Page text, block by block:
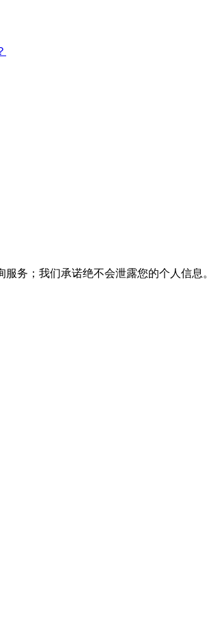
务；我们承诺绝不会泄露您的个人信息。